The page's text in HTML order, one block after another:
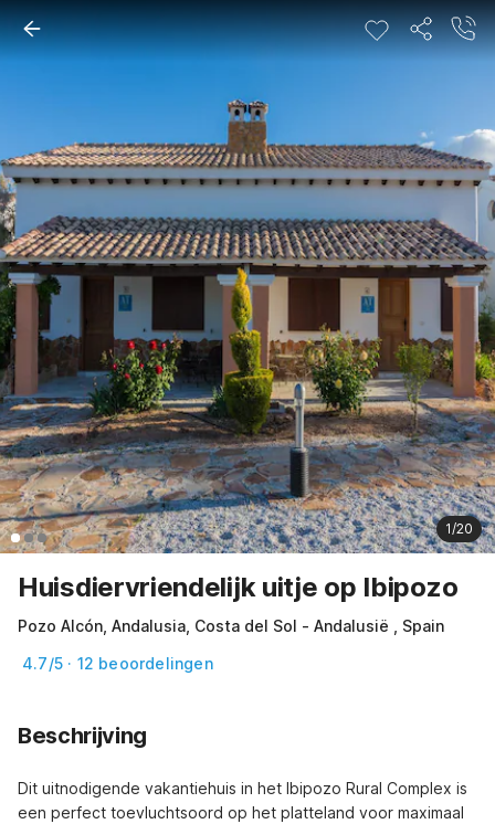
1/20
Huisdiervriendelijk uitje op Ibipozo
Pozo Alcón, Andalusia, Costa del Sol - Andalusië , Spain
4.7/5 · 12 beoordelingen
Beschrijving
Dit uitnodigende vakantiehuis in het Ibipozo Rural Complex is
een perfect toevluchtsoord op het platteland voor maximaal